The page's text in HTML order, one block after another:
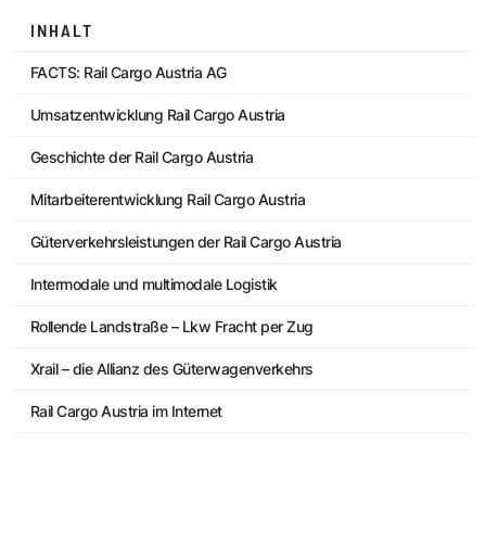
INHALT
FACTS: Rail Cargo Austria AG
Umsatzentwicklung Rail Cargo Austria
Geschichte der Rail Cargo Austria
Mitarbeiterentwicklung Rail Cargo Austria
Güterverkehrsleistungen der Rail Cargo Austria
Intermodale und multimodale Logistik
Rollende Landstraße – Lkw Fracht per Zug
Xrail – die Allianz des Güterwagenverkehrs
Rail Cargo Austria im Internet